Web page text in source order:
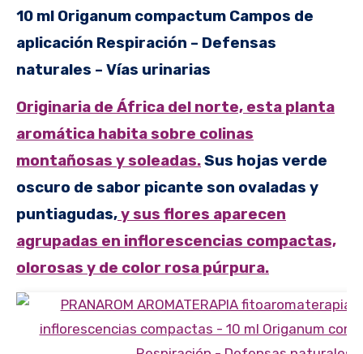
10 ml Origanum compactum Campos de
aplicación Respiración – Defensas
naturales – Vías urinarias
Originaria de África del norte, esta planta
aromática habita sobre colinas
montañosas y soleadas.Sus hojas verde
oscuro de sabor picante son ovaladas y
puntiagudas,y sus flores aparecen
agrupadas en inflorescencias compactas,
olorosas y de color rosa púrpura.